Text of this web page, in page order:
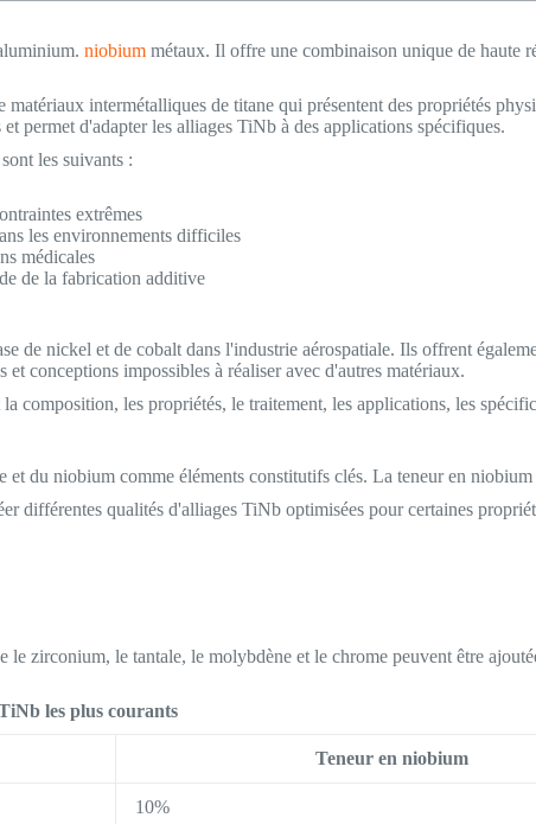
niobium métaux. Il offre une combinaison unique de haute
intermétalliques de titane qui présentent des propriétés
permet d'adapter les alliages TiNb à des applications spécifiques.
les suivants :
extrêmes
les environnements difficiles
médicales
de la fabrication additive
de nickel et de cobalt dans l'industrie aérospatiale. Ils offrent
conceptions impossibles à réaliser avec d'autres matériaux.
composition, les propriétés, le traitement, les applications, les
du niobium comme éléments constitutifs clés. La teneur en
différentes qualités d'alliages TiNb optimisées pour certaines
le zirconium, le tantale, le molybdène et le chrome peuvent être
les plus courants
Teneur en niobium
10%